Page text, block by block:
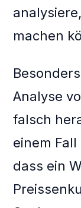
machen
Analyse
falsch
einem
dass ein